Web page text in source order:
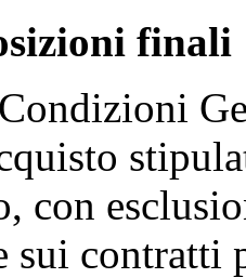
finali
con
sui contratti